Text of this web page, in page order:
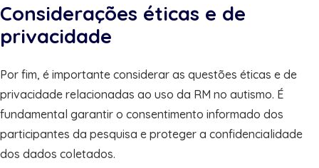
Considerações éticas e de
privacidade
Por fim, é importante considerar as questões éticas e de
privacidade relacionadas ao uso da RM no autismo. É
fundamental garantir o consentimento informado dos
participantes da pesquisa e proteger a confidencialidade
dos dados coletados.